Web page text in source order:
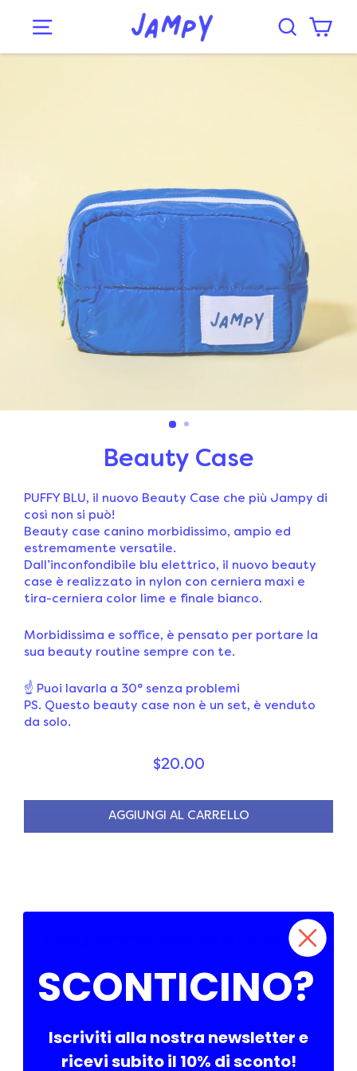
Beauty Case
PUFFY BLU, il nuovo Beauty Case che più Jampy di
così non si può!
Beauty case canino morbidissimo, ampio ed
estremamente versatile.
Dall’inconfondibile blu elettrico, il nuovo beauty
case è realizzato in nylon con cerniera maxi e
tira-cerniera color lime e finale bianco.
Morbidissima e soffice, è pensato per portare la
sua beauty routine sempre con te.
☝️ Puoi lavarla a 30° senza problemi
PS. Questo beauty case non è un set, è venduto
da solo.
$20.00
AGGIUNGI AL CARRELLO
Potrebbe interessarti..
SCONTICINO?
Iscriviti alla nostra newsletter e
ricevi subito il 10% di sconto!